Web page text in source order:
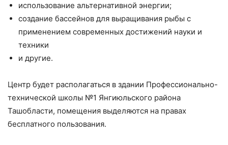
использование альтернативной энергии;
создание бассейнов для выращивания рыбы с
применением современных достижений науки и
техники
и другие.
Центр будет располагаться в здании Профессионально-
технической школы №1 Янгиюльского района
Ташобласти, помещения выделяются на правах
бесплатного пользования.